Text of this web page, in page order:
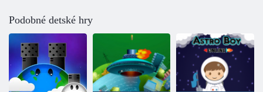
Podobné detské hry